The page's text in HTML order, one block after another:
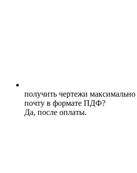
получить чертежи
почту в формате ПДФ?
Да, после оплаты.